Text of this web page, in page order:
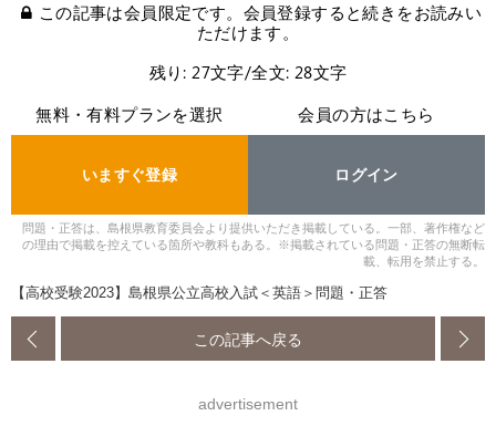
この記事は会員限定です。会員登録すると続きをお読みい
ただけます。
残り: 27文字/全文: 28文字
無料・有料プランを選択
いますぐ登録
会員の方はこちら
ログイン
問題・正答は、島根県教育委員会より提供いただき掲載している。一部、著作権など
の理由で掲載を控えている箇所や教科もある。※掲載されている問題・正答の無断転
載、転用を禁止する。
【高校受験2023】島根県公立高校入試＜英語＞問題・正答
この記事へ戻る
advertisement